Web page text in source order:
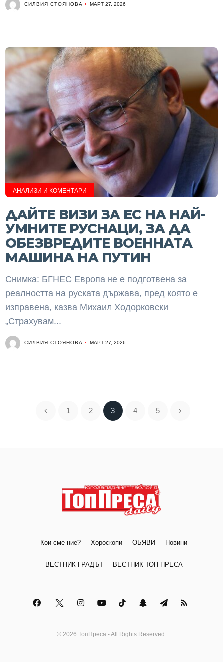
СИЛВИЯ СТОЯНОВА МАРТ 27, 2026
АНАЛИЗИ И КОМЕНТАРИ
ДАЙТЕ ВИЗИ ЗА ЕС НА НАЙ-
УМНИТЕ РУСНАЦИ, ЗА ДА
ОБЕЗВРЕДИТЕ ВОЕННАТА
МАШИНА НА ПУТИН
Снимка: БГНЕС Европа не е подготвена за
реалността на руската държава, пред която е
изправена, казва Михаил Ходорковски
„Страхувам...
СИЛВИЯ СТОЯНОВА МАРТ 27, 2026
1 2 3 4 5
Кои сме ние? Хороскопи ОБЯВИ Новини
ВЕСТНИК ГРАДЪТ ВЕСТНИК ТОП ПРЕСА
© 2026 ТопПреса - All Rights Reserved.